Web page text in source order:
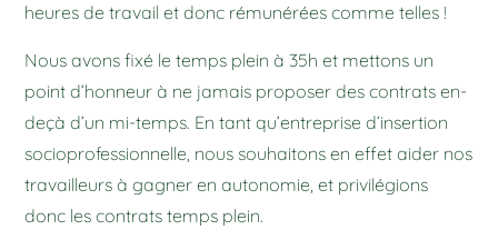
heures de travail et donc rémunérées comme telles !
Nous avons fixé le temps plein à 35h et mettons un
point d’honneur à ne jamais proposer des contrats en-
deçà d’un mi-temps. En tant qu’entreprise d’insertion
socioprofessionnelle, nous souhaitons en effet aider nos
travailleurs à gagner en autonomie, et privilégions
donc les contrats temps plein.